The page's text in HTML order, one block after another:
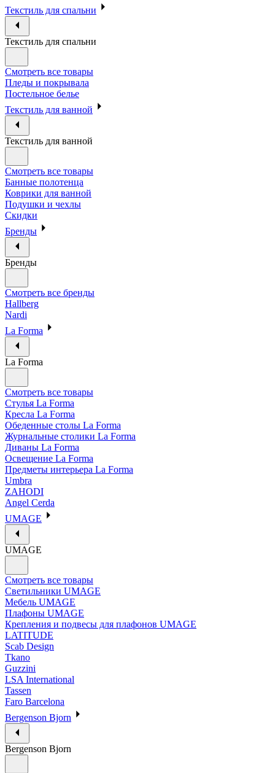
Текстиль для спальни
Текстиль для спальни
Смотреть все товары
Пледы и покрывала
Постельное белье
Текстиль для ванной
Текстиль для ванной
Смотреть все товары
Банные полотенца
Коврики для ванной
Подушки и чехлы
Скидки
Бренды
Бренды
Смотреть все бренды
Hallberg
Nardi
La Forma
La Forma
Смотреть все товары
Стулья La Forma
Кресла La Forma
Обеденные столы La Forma
Журнальные столики La Forma
Диваны La Forma
Освещение La Forma
Предметы интерьера La Forma
Umbra
ZAHODI
Angel Cerda
UMAGE
UMAGE
Смотреть все товары
Светильники UMAGE
Мебель UMAGE
Плафоны UMAGE
Крепления и подвесы для плафонов UMAGE
LATITUDE
Scab Design
Tkano
Guzzini
LSA International
Tassen
Faro Barcelona
Bergenson Bjorn
Bergenson Bjorn